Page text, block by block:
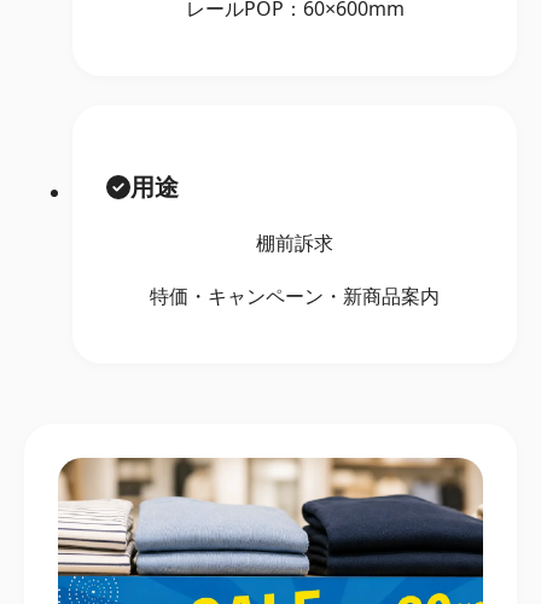
レールPOP：60×600mm
用途
棚前訴求
特価・キャンペーン・新商品案内